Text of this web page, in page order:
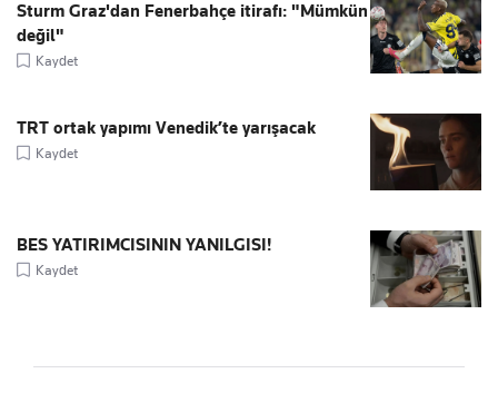
Sturm Graz'dan Fenerbahçe itirafı: "Mümkün
değil"
Kaydet
TRT ortak yapımı Venedik’te yarışacak
Kaydet
BES YATIRIMCISININ YANILGISI!
Kaydet